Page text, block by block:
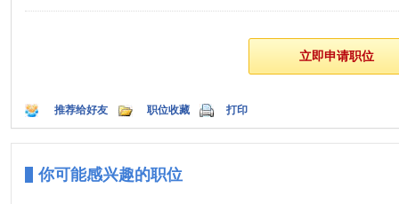
推荐给好友 职位收藏 打印
你可能感兴趣的职位